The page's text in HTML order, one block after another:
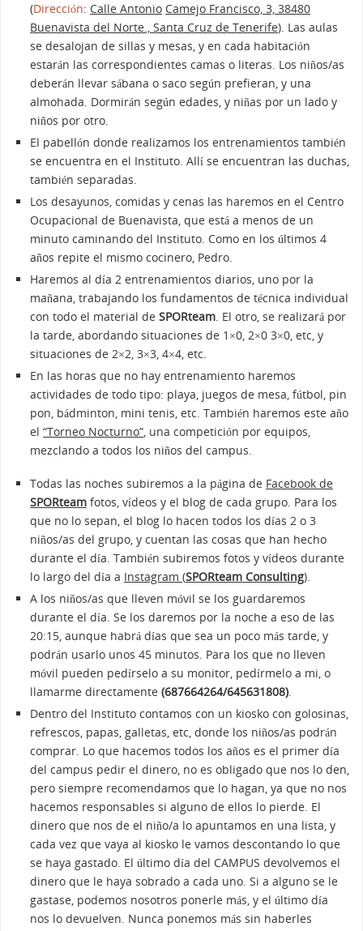
(Dirección: Calle Antonio Camejo Francisco, 3, 38480
Buenavista del Norte., Santa Cruz de Tenerife). Las aulas
se desalojan de sillas y mesas, y en cada habitación
estarán las correspondientes camas o literas. Los niños/as
deberán llevar sábana o saco según prefieran, y una
almohada. Dormirán según edades, y niñas por un lado y
niños por otro.
El pabellón donde realizamos los entrenamientos también
se encuentra en el Instituto. Allí se encuentran las duchas,
también separadas.
Los desayunos, comidas y cenas las haremos en el Centro
Ocupacional de Buenavista, que está a menos de un
minuto caminando del Instituto. Como en los últimos 4
años repite el mismo cocinero, Pedro.
Haremos al día 2 entrenamientos diarios, uno por la
mañana, trabajando los fundamentos de técnica individual
con todo el material de SPORteam. El otro, se realizará por
la tarde, abordando situaciones de 1×0, 2×0 3×0, etc, y
situaciones de 2×2, 3×3, 4×4, etc.
En las horas que no hay entrenamiento haremos
actividades de todo tipo: playa, juegos de mesa, fútbol, pin
pon, bádminton, mini tenis, etc. También haremos este año
el “Torneo Nocturno”, una competición por equipos,
mezclando a todos los niños del campus.
Todas las noches subiremos a la página de Facebook de
SPORteam fotos, vídeos y el blog de cada grupo. Para los
que no lo sepan, el blog lo hacen todos los días 2 o 3
niños/as del grupo, y cuentan las cosas que han hecho
durante el día. También subiremos fotos y vídeos durante
lo largo del día a Instagram (SPORteam Consulting).
A los niños/as que lleven móvil se los guardaremos
durante el día. Se los daremos por la noche a eso de las
20:15, aunque habrá días que sea un poco más tarde, y
podrán usarlo unos 45 minutos. Para los que no lleven
móvil pueden pedírselo a su monitor, pedírmelo a mi, o
llamarme directamente (687664264/645631808).
Dentro del Instituto contamos con un kiosko con golosinas,
refrescos, papas, galletas, etc, donde los niños/as podrán
comprar. Lo que hacemos todos los años es el primer día
del campus pedir el dinero, no es obligado que nos lo den,
pero siempre recomendamos que lo hagan, ya que no nos
hacemos responsables si alguno de ellos lo pierde. El
dinero que nos de el niño/a lo apuntamos en una lista, y
cada vez que vaya al kiosko le vamos descontando lo que
se haya gastado. El último día del CAMPUS devolvemos el
dinero que le haya sobrado a cada uno. Si a alguno se le
gastase, podemos nosotros ponerle más, y el último día
nos lo devuelven. Nunca ponemos más sin haberles